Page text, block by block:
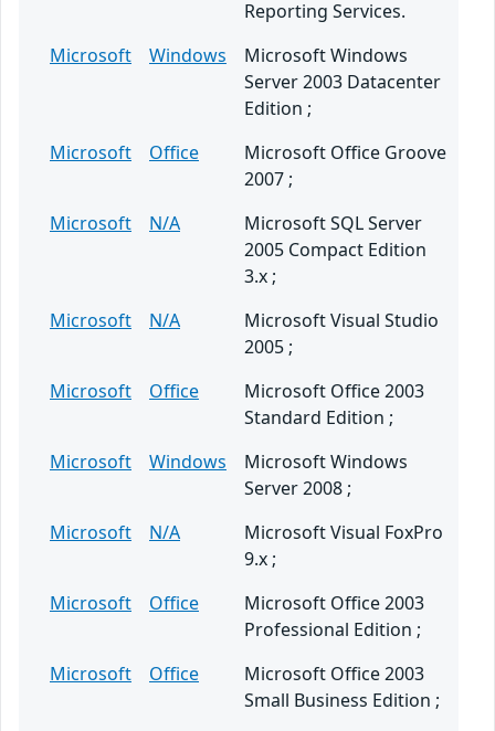
Reporting Services.
Microsoft
Windows
Microsoft Windows
Server 2003 Datacenter
Edition ;
Microsoft
Office
Microsoft Office Groove
2007 ;
Microsoft
N/A
Microsoft SQL Server
2005 Compact Edition
3.x ;
Microsoft
N/A
Microsoft Visual Studio
2005 ;
Microsoft
Office
Microsoft Office 2003
Standard Edition ;
Microsoft
Windows
Microsoft Windows
Server 2008 ;
Microsoft
N/A
Microsoft Visual FoxPro
9.x ;
Microsoft
Office
Microsoft Office 2003
Professional Edition ;
Microsoft
Office
Microsoft Office 2003
Small Business Edition ;